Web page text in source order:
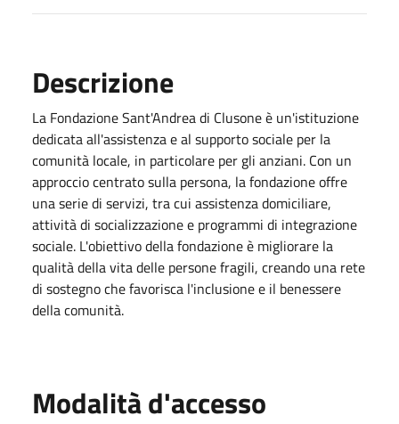
Descrizione
La Fondazione Sant'Andrea di Clusone è un'istituzione
dedicata all'assistenza e al supporto sociale per la
comunità locale, in particolare per gli anziani. Con un
approccio centrato sulla persona, la fondazione offre
una serie di servizi, tra cui assistenza domiciliare,
attività di socializzazione e programmi di integrazione
sociale. L'obiettivo della fondazione è migliorare la
qualità della vita delle persone fragili, creando una rete
di sostegno che favorisca l'inclusione e il benessere
della comunità.
Modalità d'accesso